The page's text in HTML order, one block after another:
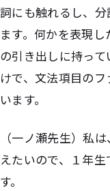
詞にも触れるし、
ます。何かを表現
の引き出しに持っ
けで、文法項目の
います。
（一ノ瀬先生）私
えたいので、１年
す。